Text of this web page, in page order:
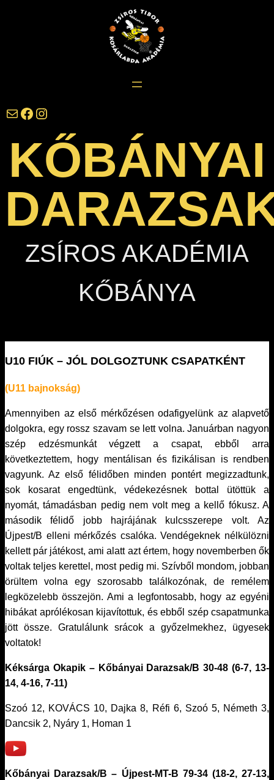
darazsak@darazsak.hu @kobanyaidarazsak @darazsak
KŐBÁNYAI
ZSÍROS AKADÉMIA
KŐBÁNYA
U10 FIÚK – JÓL DOLGOZTUNK CSAPATKÉNT
(U11 bajnokság)
Amennyiben az első mérkőzésen odafigyelünk az alapvető
dolgokra, egy rossz szavam se lett volna. Januárban nagyon
szép edzésmunkát végzett a csapat, ebből arra
következtettem, hogy mentálisan és fizikálisan is rendben
vagyunk. Az első félidőben minden pontért megizzadtunk,
sok kosarat engedtünk, védekezésnek bottal ütöttük a
nyomát, támadásban pedig nem volt meg a kellő fókusz. A
második félidő jobb hajrájának kulcsszerepe volt. Az
Újpest/B elleni mérkőzés csalóka. Vendégeknek nélkülözni
kellett pár játékost, ami alatt azt értem, hogy novemberben ők
voltak teljes kerettel, most pedig mi. Szívből mondom, jobban
örültem volna egy szorosabb találkozónak, de remélem
legközelebb összejön. Ami a legfontosabb, hogy az egyéni
hibákat aprólékosan kijavítottuk, és ebből szép csapatmunka
jött össze. Gratulálunk srácok a győzelmekhez, ügyesek
voltatok!
Kéksárga Okapik – Kőbányai Darazsak/B 30-48 (6-7, 13-
14, 4-16, 7-11)
Szoó 12, KOVÁCS 10, Dajka 8, Réfi 6, Szoó 5, Németh 3,
Dancsik 2, Nyáry 1, Homan 1
Kőbányai Darazsak/B – Újpest-MT-B 79-34 (18-2, 27-13,